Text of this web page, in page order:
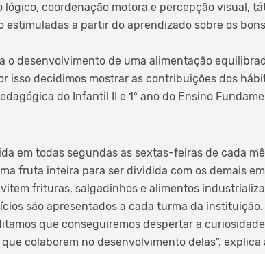
lógico, coordenação motora e percepção visual,
estimuladas a partir do aprendizado sobre os
o desenvolvimento de uma alimentação
isso decidimos mostrar as contribuições dos
do Infantil II e 1º ano do Ensino
em todas segundas as sextas-feiras de cada
fruta inteira para ser dividida com os demais
frituras, salgadinhos e alimentos
são apresentados a cada turma da instituição.
que conseguiremos despertar a
colaborem no desenvolvimento delas”, explica